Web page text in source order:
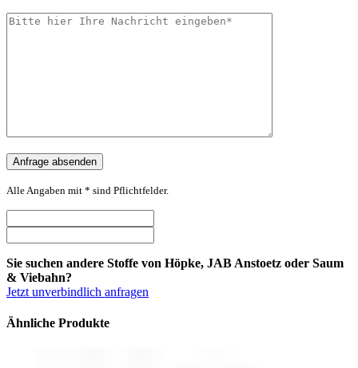
Alle Angaben mit * sind Pflichtfelder.
Sie suchen andere Stoffe von Höpke, JAB Anstoetz oder Saum
& Viebahn?
Jetzt unverbindlich anfragen
Ähnliche Produkte